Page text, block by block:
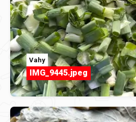
Vahy
IMG_9445.jpeg